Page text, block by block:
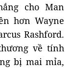
cho Man
hơn Wayne
Rashford.
về tính
bị mai mỉa,